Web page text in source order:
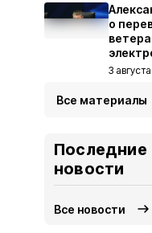
о
3
Все материалы
Последние
новости
Все новости